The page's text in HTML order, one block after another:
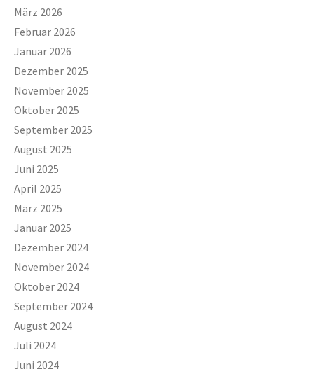
März 2026
Februar 2026
Januar 2026
Dezember 2025
November 2025
Oktober 2025
September 2025
August 2025
Juni 2025
April 2025
März 2025
Januar 2025
Dezember 2024
November 2024
Oktober 2024
September 2024
August 2024
Juli 2024
Juni 2024